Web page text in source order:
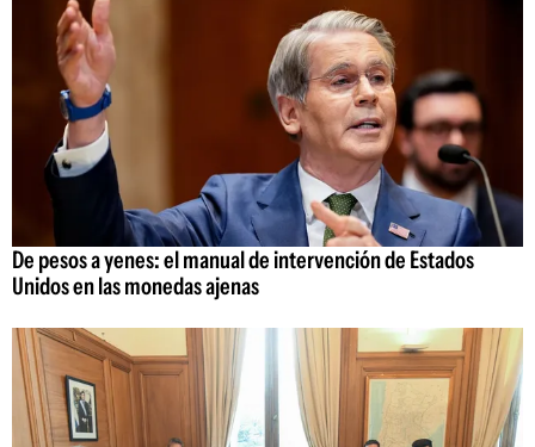
De pesos a yenes: el manual de intervención de Estados
Unidos en las monedas ajenas